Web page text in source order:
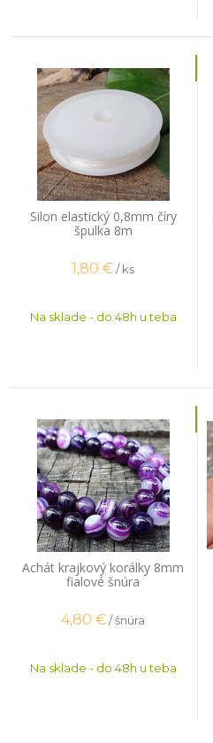
Silon elastický 0,8mm číry
špulka 8m
1,80 €/ ks
Na sklade - do 48h u teba
Achát krajkový korálky 8mm
fialové šnúra
4,80 €/ šnúra
Na sklade - do 48h u teba